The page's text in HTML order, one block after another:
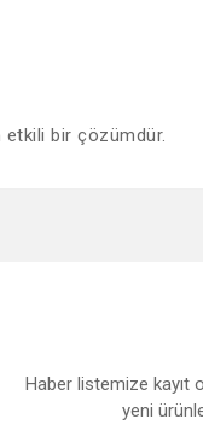
etkili bir çözümdür.
Haber listemize kayıt
yeni